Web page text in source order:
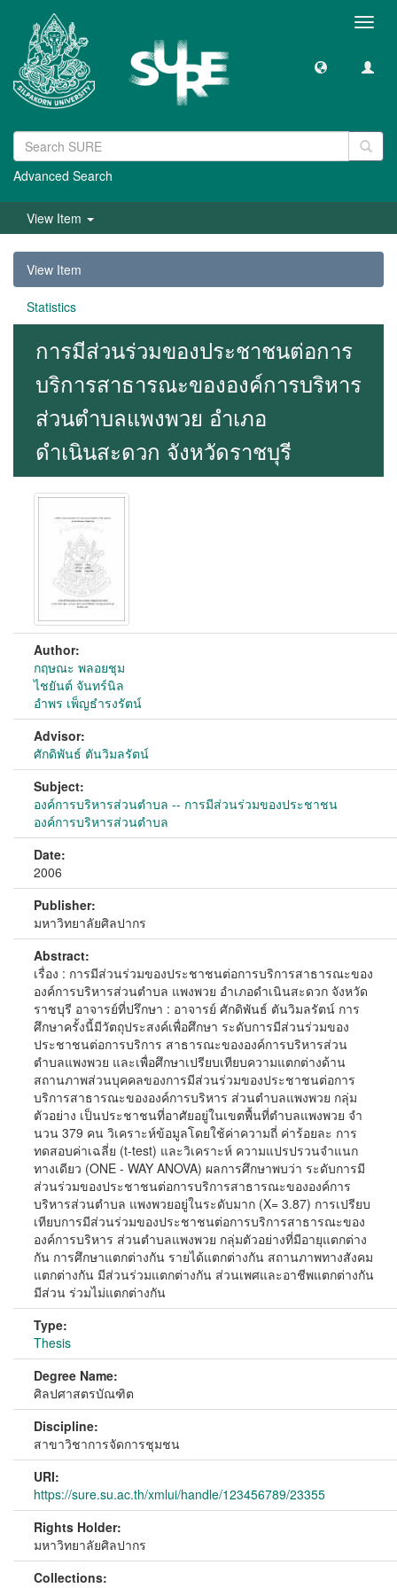
Advanced Search
View Item
View Item
Statistics
การมีส่วนร่วมของประชาชนต่อการ
บริการสาธารณะขององค์การบริหาร
ส่วนตำบลแพงพวย อำเภอ
ดำเนินสะดวก จังหวัดราชบุรี
Author:
กฤษณะ พลอยชุม
ไชยันต์ จันทร์นิล
อำพร เพ็ญธำรงรัตน์
Advisor:
ศักดิพันธ์ ตันวิมลรัตน์
Subject:
องค์การบริหารส่วนตำบล -- การมีส่วนร่วมของประชาชน
องค์การบริหารส่วนตำบล
Date:
2006
Publisher:
มหาวิทยาลัยศิลปากร
Abstract:
เรื่อง : การมีส่วนร่วมของประชาชนต่อการบริการสาธารณะของ
องค์การบริหารส่วนตําบล แพงพวย อําเภอดําเนินสะดวก จังหวัด
ราชบุรี อาจารย์ที่ปรึกษา : อาจารย์ ศักดิพันธ์ ตันวิมลรัตน์ การ
ศึกษาครั้งนี้มีวัตถุประสงค์เพื่อศึกษา ระดับการมีส่วนร่วมของ
ประชาชนต่อการบริการ สาธารณะขององค์การบริหารส่วน
ตําบลแพงพวย และเพื่อศึกษาเปรียบเทียบความแตกต่างด้าน
สถานภาพส่วนบุคคลของการมีส่วนร่วมของประชาชนต่อการ
บริการสาธารณะขององค์การบริหาร ส่วนตําบลแพงพวย กลุ่ม
ตัวอย่าง เป็นประชาชนที่อาศัยอยู่ในเขตพื้นที่ตําบลแพงพวย จํา
นวน 379 คน วิเคราะห์ข้อมูลโดยใช้ค่าความถี่ ค่าร้อยละ การ
ทดสอบค่าเฉลี่ย (t-test) และวิเคราะห์ ความแปรปรวนจําแนก
ทางเดียว (ONE - WAY ANOVA) ผลการศึกษาพบว่า ระดับการมี
ส่วนร่วมของประชาชนต่อการบริการสาธารณะขององค์การ
บริหารส่วนตําบล แพงพวยอยู่ในระดับมาก (X= 3.87) การเปรียบ
เทียบการมีส่วนร่วมของประชาชนต่อการบริการสาธารณะของ
องค์การบริหาร ส่วนตําบลแพงพวย กลุ่มตัวอย่างที่มีอายุแตกต่าง
กัน การศึกษาแตกต่างกัน รายได้แตกต่างกัน สถานภาพทางสังคม
แตกต่างกัน มีส่วนร่วมแตกต่างกัน ส่วนเพศและอาชีพแตกต่างกัน
มีส่วน ร่วมไม่แตกต่างกัน
Type:
Thesis
Degree Name:
ศิลปศาสตรบัณฑิต
Discipline:
สาขาวิชาการจัดการชุมชน
URI:
https://sure.su.ac.th/xmlui/handle/123456789/23355
Rights Holder:
มหาวิทยาลัยศิลปากร
Collections: